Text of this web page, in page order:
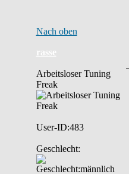
Nach oben
rasse
Arbeitsloser Tuning
Freak
User-ID:483
Geschlecht: